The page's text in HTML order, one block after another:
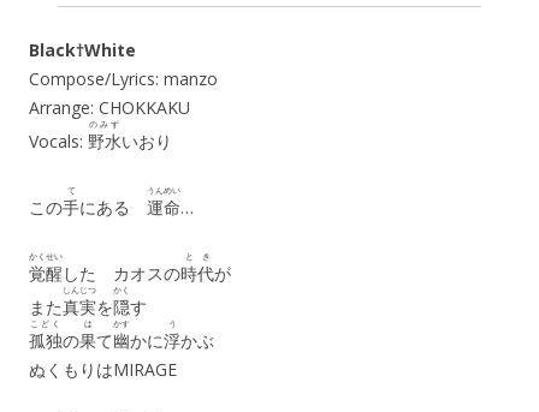
Black†White
Compose/Lyrics: manzo
Arrange: CHOKKAKU
Vocals: 野水
のみず
いおり
この手
て
にある 運命
うんめい
…
覚醒
かくせい
した カオスの時代
とき
が
また真実
しんじつ
を隠
かく
す
孤独
こどく
の果
は
て幽
かす
かに浮
う
かぶ
ぬくもりはMIRAGE